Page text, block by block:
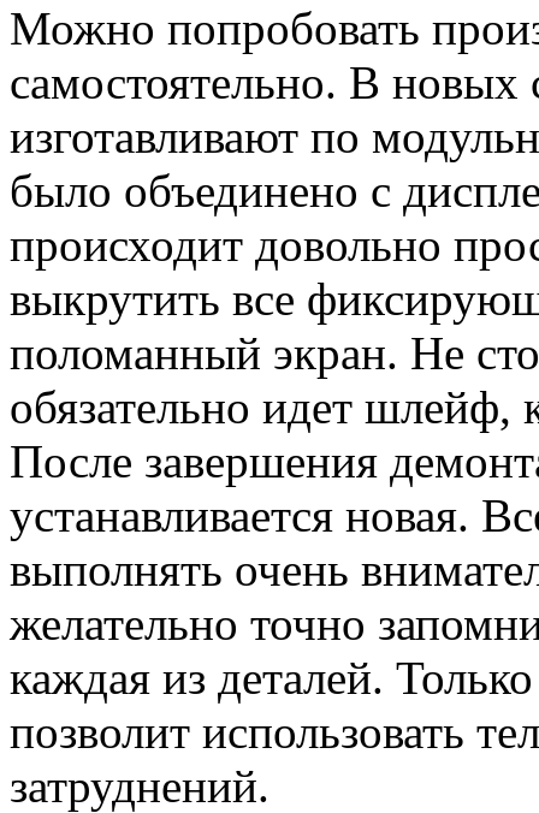
Можно попробовать
самостоятельно. В новых
изготавливают по
было объединено с
происходит довольно
выкрутить все
поломанный экран. Не
обязательно идет шлейф,
После завершения
устанавливается новая.
выполнять очень
желательно точно
каждая из деталей.
позволит использовать
затруднений.